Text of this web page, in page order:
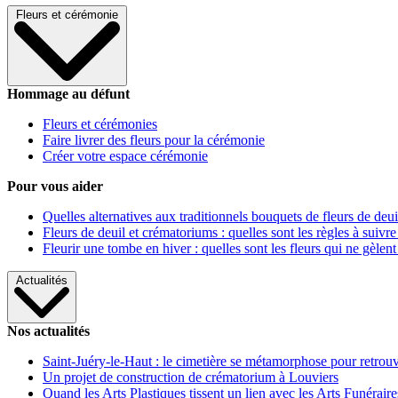
Fleurs et cérémonie
Hommage au défunt
Fleurs et cérémonies
Faire livrer des fleurs pour la cérémonie
Créer votre espace cérémonie
Pour vous aider
Quelles alternatives aux traditionnels bouquets de fleurs de
Fleurs de deuil et crématoriums : quelles sont les règles à
Fleurir une tombe en hiver : quelles sont les fleurs qui ne gèlent
Actualités
Nos actualités
Saint-Juéry-le-Haut : le cimetière se métamorphose pour
Un projet de construction de crématorium à Louviers
Quand les Arts Plastiques tissent un lien avec les Arts